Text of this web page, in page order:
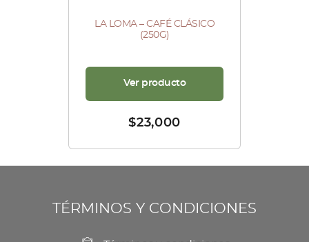
LA LOMA – CAFÉ CLÁSICO
(250G)
$23,000
Ver producto
TÉRMINOS Y CONDICIONES